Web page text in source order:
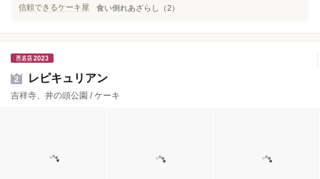
信頼できるケーキ屋
食い倒れあざらし（2）
2 レピキュリアン
吉祥寺、井の頭公園 / ケーキ